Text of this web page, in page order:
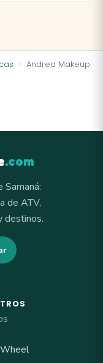
Andrea Makeup
.com
de ATV,
destinos.